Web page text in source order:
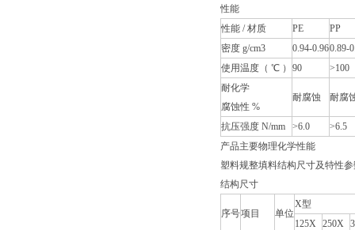
性能
性能 / 材质
PE
PP
密度 g/cm3
0.94-0.960.89-
使用温度（ ℃ ） 90
>100
耐化学
腐蚀性 %
耐腐蚀 耐腐
抗压强度 N/mm >6.0
>6.5
产品主要物理化学性能
塑料规整填料结构尺寸及特性
结构尺寸
序号项目 单位
X型
125X 250X